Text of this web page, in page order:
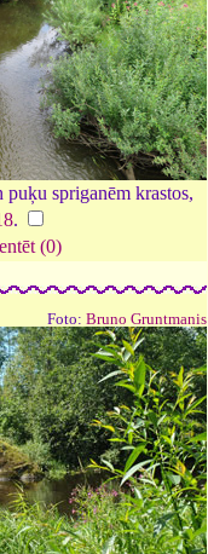
spriganēm krastos,
.
(0)
Foto: Bruno Gruntmanis